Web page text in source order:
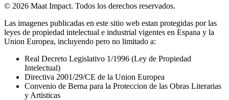
© 2026 Maat Impact. Todos los derechos reservados.
Las imagenes publicadas en este sitio web estan protegidas por las
leyes de propiedad intelectual e industrial vigentes en Espana y la
Union Europea, incluyendo pero no limitado a:
Real Decreto Legislativo 1/1996 (Ley de Propiedad
Intelectual)
Directiva 2001/29/CE de la Union Europea
Convenio de Berna para la Proteccion de las Obras Literarias
y Artisticas